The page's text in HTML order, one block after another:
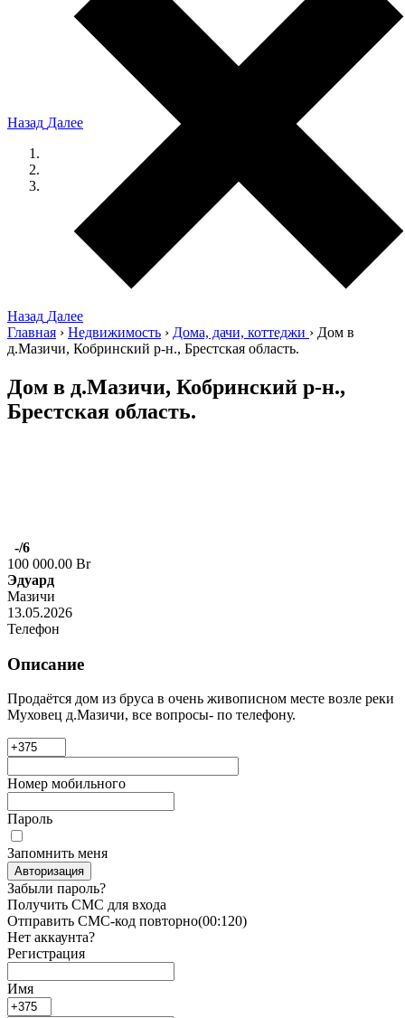
Назад Далее
Назад Далее
Главная › Недвижимость › Дома, дачи, коттеджи › Дом в
д.Мазичи, Кобринский р-н., Брестская область.
Дом в д.Мазичи, Кобринский р-н.,
Брестская область.
-/6
100 000.00 Br
Эдуард
Мазичи
13.05.2026
Телефон
Описание
Продаётся дом из бруса в очень живописном месте возле реки
Муховец д.Мазичи, все вопросы- по телефону.
Номер мобильного
Пароль
Запомнить меня
Авторизация
Забыли пароль?
Получить СМС для входа
Отправить СМС-код повторно(00:120)
Нет аккаунта?
Регистрация
Имя